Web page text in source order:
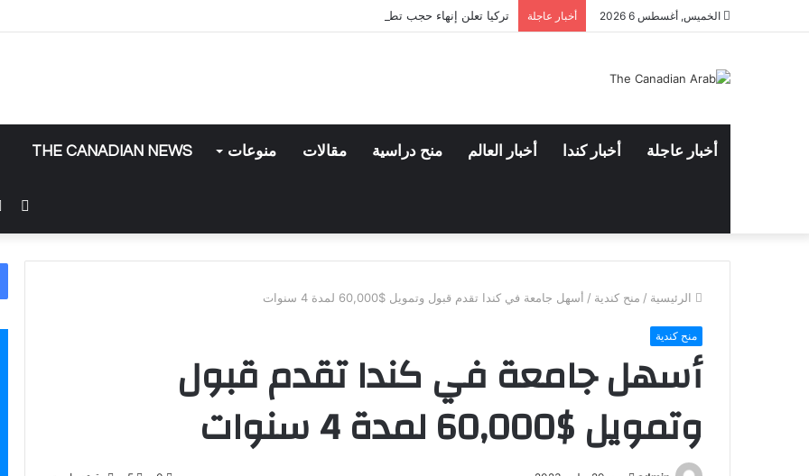
الخميس, أغسطس 6 2026 أخبار عاجلة تركيا تعلن إنهاء حجب تطبيق إنستغرام
أخبار عاجلة أخبار كندا أخبار العالم منح دراسية مقالات منوعات THE CANADIAN NEWS
الرئيسية / منح كندية / أسهل جامعة في كندا تقدم قبول وتمويل $60,000 لمدة 4 سنوات
منح كندية
أسهل جامعة في كندا تقدم قبول
وتمويل $60,000 لمدة 4 سنوات